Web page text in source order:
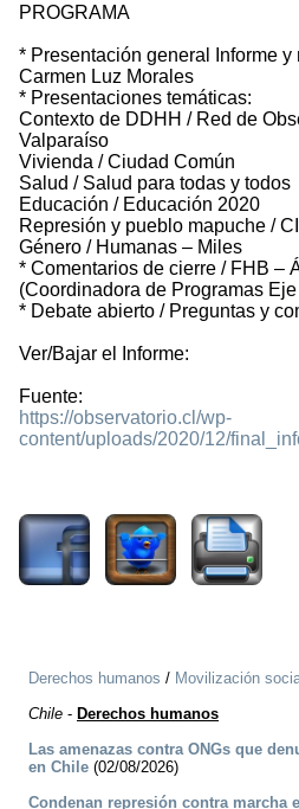
PROGRAMA
* Presentación general Informe y
Carmen Luz Morales
* Presentaciones temáticas:
Contexto de DDHH / Red de
Valparaíso
Vivienda / Ciudad Común
Salud / Salud para todas y todos
Educación / Educación 2020
Represión y pueblo mapuche /
Género / Humanas – Miles
* Comentarios de cierre / FHB –
(Coordinadora de Programas
* Debate abierto / Preguntas y
Ver/Bajar el Informe:
Fuente:
https://observatorio.cl/wp-
content/uploads/2020/12/
Derechos humanos / Movilización
Chile - Derechos humanos
Las amenazas contra ONGs que
en Chile (02/08/2026)
Condenan represión contra marcha